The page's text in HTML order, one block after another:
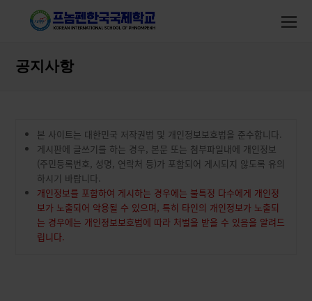
공지사항
본 사이트는 대한민국 저작권법 및 개인정보보호법을 준수합니다.
게시판에 글쓰기를 하는 경우, 본문 또는 첨부파일내에 개인정보
(주민등록번호, 성명, 연락처 등)가 포함되어 게시되지 않도록 유의
하시기 바랍니다.
개인정보를 포함하여 게시하는 경우에는 불특정 다수에게 개인정
보가 노출되어 악용될 수 있으며, 특히 타인의 개인정보가 노출되
는 경우에는 개인정보보호법에 따라 처벌을 받을 수 있음을 알려드
립니다.